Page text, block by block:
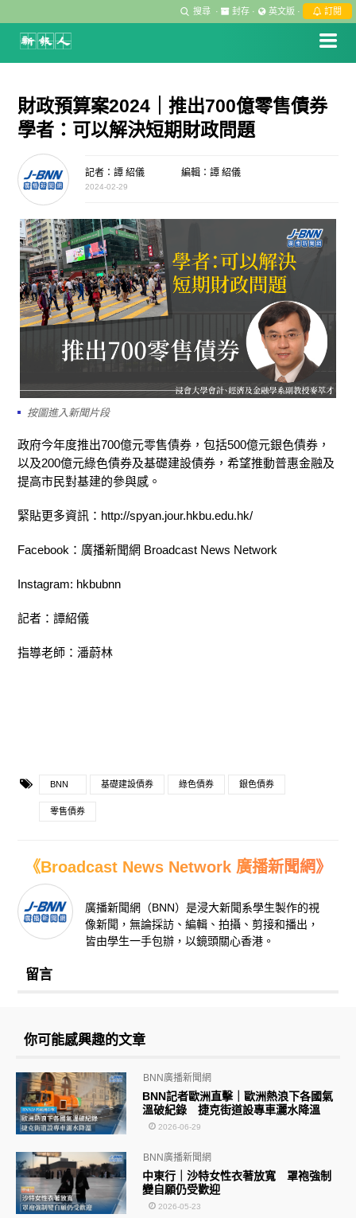
搜尋 · 封存 · 英文版 · 訂閱
財政預算案2024｜推出700億零售債券
學者：可以解決短期財政問題
記者：譚 紹儀 編輯：譚 紹儀
2024-02-29
按圖進入新聞片段
政府今年度推出700億元零售債券，包括500億元銀色債券，
以及200億元綠色債券及基礎建設債券，希望推動普惠金融及
提高市民對基建的參與感。
緊貼更多資訊：http://spyan.jour.hkbu.edu.hk/
Facebook：廣播新聞網 Broadcast News Network
Instagram: hkbubnn
記者：譚紹儀
指導老師：潘蔚林
BNN 基礎建設債券 綠色債券 銀色債券
零售債券
《Broadcast News Network 廣播新聞網》
廣播新聞網（BNN）是浸大新聞系學生製作的視
像新聞，無論採訪、編輯、拍攝、剪接和播出，
皆由學生一手包辦，以鏡頭關心香港。
留言
你可能感興趣的文章
BNN記者歐洲直擊｜歐洲熱浪下各國氣
溫破紀錄 捷克街道設專車灑水降溫
BNN廣播新聞網
2026-06-29
中東行｜沙特女性衣著放寬 罩袍強制
變自願仍受歡迎
BNN廣播新聞網
2026-05-23